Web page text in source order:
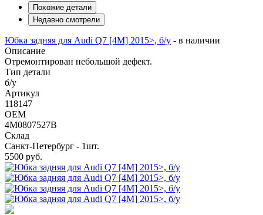
Похожие детали
Недавно смотрели
Юбка задняя для Audi Q7 [4M] 2015>, б/у - в наличии
Описание
Отремонтирован небольшой дефект.
Тип детали
б/у
Артикул
118147
OEM
4M0807527B
Склад
Санкт-Петербург - 1шт.
5500 руб.